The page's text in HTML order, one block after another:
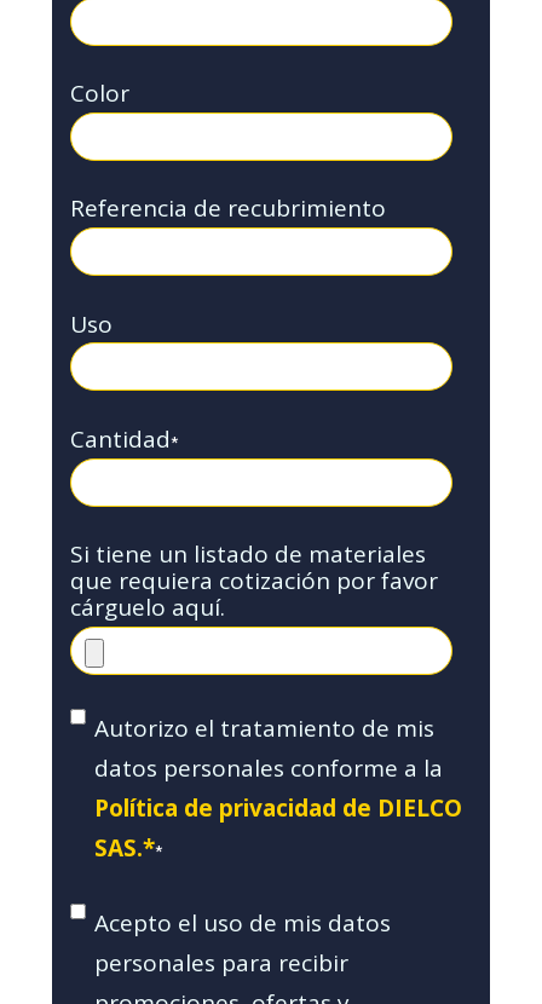
Color
Referencia de recubrimiento
Uso
Cantidad*
Si tiene un listado de materiales
que requiera cotización por favor
cárguelo aquí.
Autorizo el tratamiento de mis
datos personales conforme a la
Política de privacidad de DIELCO
SAS.**
Acepto el uso de mis datos
personales para recibir